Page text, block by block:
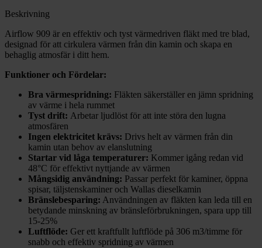
Beskrivning
Airflow 909 är en effektiv och tyst värmedriven fläkt med tre blad,
designad för att cirkulera värmen från din kamin och skapa en
behaglig atmosfär i ditt hem.
Funktioner och Fördelar:
Bra värmespridning: Fläkten säkerställer en jämn spridning
av värme i hela rummet
Tyst drift: Arbetar ljudlöst för att inte störa den lugna
atmosfären
Ingen elektricitet krävs: Drivs helt av värmen från din
kamin utan behov av elanslutning
Startar vid låga temperaturer: Kommer igång redan vid
48°C för effektivt nyttjande av värmen
Mångsidig användning: Passar perfekt för kaminer, öppna
spisar, täljstenskaminer och Wallas dieselkamin
Bränslebesparing: Användningen av fläkten kan leda till en
betydande minskning av bränsleförbrukningen, spara upp till
15-25%
Luftflöde: Ger ett kraftfullt luftflöde på 306 m3/timme för
snabb och effektiv spridning av värmen